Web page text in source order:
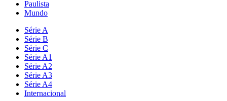
Paulista
Mundo
Série A
Série B
Série C
Série A1
Série A2
Série A3
Série A4
Internacional